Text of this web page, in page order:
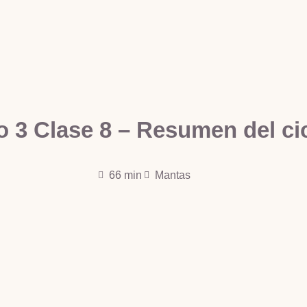
3 Clase 8 – Resumen del
66 min Mantas